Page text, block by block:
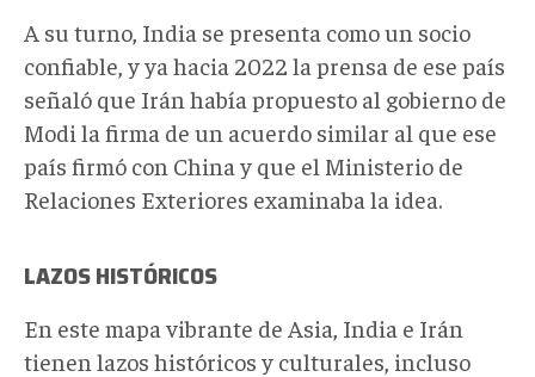
A su turno, India se presenta como un socio
confiable, y ya hacia 2022 la prensa de ese país
señaló que Irán había propuesto al gobierno de
Modi la firma de un acuerdo similar al que ese
país firmó con China y que el Ministerio de
Relaciones Exteriores examinaba la idea.
LAZOS HISTÓRICOS
En este mapa vibrante de Asia, India e Irán
tienen lazos históricos y culturales, incluso